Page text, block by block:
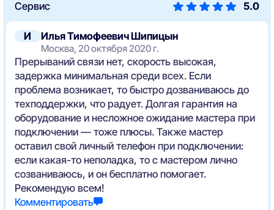
И Илья Тимофеевич Шипицын
Москва, 20 октября 2020 г.
Прерываний связи нет, скорость высокая,
задержка минимальная среди всех. Если
проблема возникает, то быстро дозваниваюсь до
техподдержки, что радует. Долгая гарантия на
оборудование и несложное ожидание мастера при
подключении — тоже плюсы. Также мастер
оставил свой личный телефон при подключении:
если какая-то неполадка, то с мастером лично
созваниваюсь, и он бесплатно помогает.
Рекомендую всем!
Комментировать
Сервис
5.0